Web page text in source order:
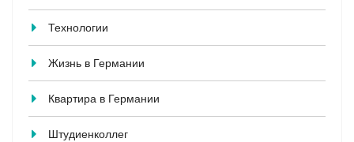
Технологии
Жизнь в Германии
Квартира в Германии
Штудиенколлег